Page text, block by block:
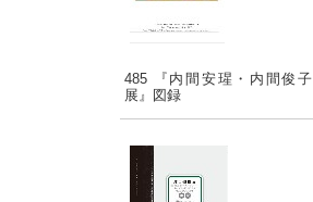
485 『内間安瑆・内間俊子
展』図録